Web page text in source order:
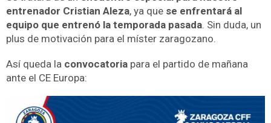
entrenador Cristian Aleza, ya que se enfrentará al
equipo que entrenó la temporada pasada. Sin duda, un
plus de motivación para el míster zaragozano.
Así queda la convocatoria para el partido de mañana
ante el CE Europa: